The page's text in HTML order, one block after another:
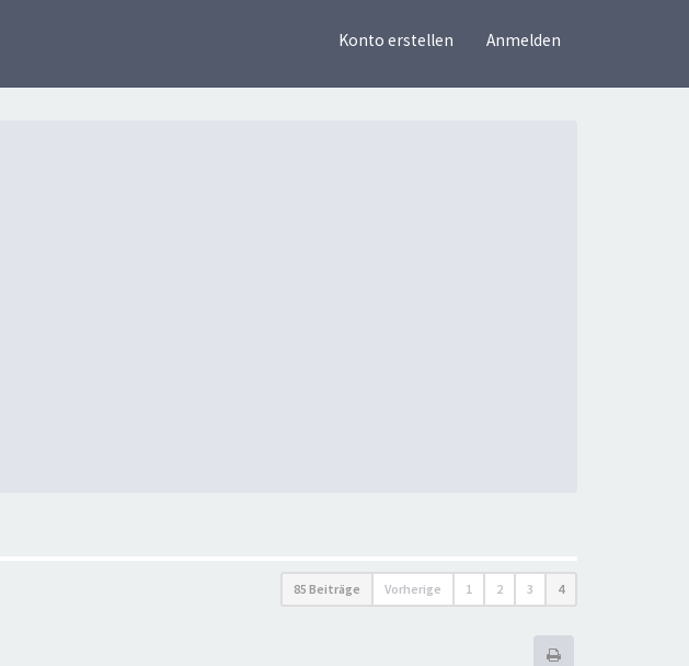
Konto erstellen Anmelden
85 Beiträge Vorherige 1 2 3 4